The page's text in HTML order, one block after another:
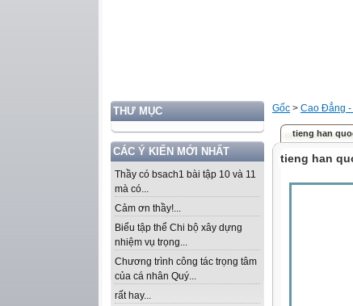
THƯ MỤC
CÁC Ý KIẾN MỚI NHẤT
Thầy có bsach1 bài tập 10 và 11
mà có...
Cảm ơn thầy!...
Biểu tập thể Chi bộ xây dựng
nhiệm vụ trọng...
Chương trình công tác trọng tâm
của cá nhân Quý...
rất hay...
Gốc > Cao Đẳng
tieng han
tieng han